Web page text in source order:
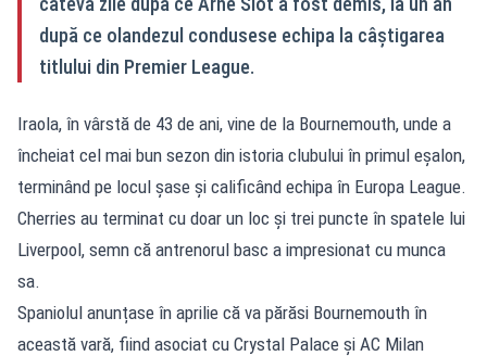
după ce olandezul condusese echipa la câștigarea
titlului din Premier League.
Iraola, în vârstă de 43 de ani, vine de la Bournemouth, unde a
încheiat cel mai bun sezon din istoria clubului în primul eșalon,
terminând pe locul șase și calificând echipa în Europa League.
Cherries au terminat cu doar un loc și trei puncte în spatele lui
Liverpool, semn că antrenorul basc a impresionat cu munca
sa.
Spaniolul anunțase în aprilie că va părăsi Bournemouth în
această vară, fiind asociat cu Crystal Palace și AC Milan